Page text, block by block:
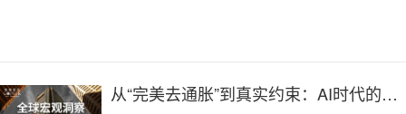
从“完美去通胀”到真实约束：AI时代的下一条定价主线